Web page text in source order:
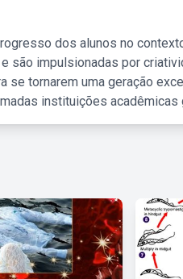
dos alunos no
são impulsionadas por
se tornarem uma geração
instituições acadêmicas